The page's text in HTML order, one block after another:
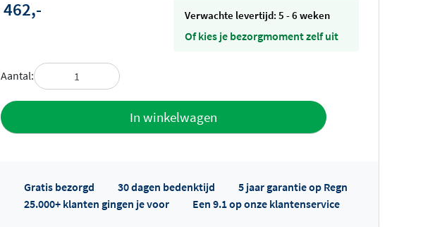
462,- Verwachte levertijd: 5 - 6 weken
Of kies je bezorgmoment zelf uit
Aantal:
In winkelwagen
Toevoegen aan offerte
Gratis bezorgd 30 dagen bedenktijd
5 jaar garantie op Regn
25.000+ klanten gingen je voor
Een 9.1 op onze klantenservice